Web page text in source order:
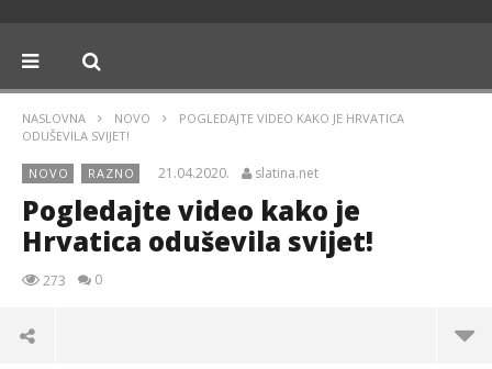
NASLOVNA NOVO
POGLEDAJTE VIDEO KAKO JE HRVATICA
ODUŠEVILA SVIJET!
NOVO RAZNO 21.04.2020. slatina.net
Pogledajte video kako je
Hrvatica oduševila svijet!
273 0